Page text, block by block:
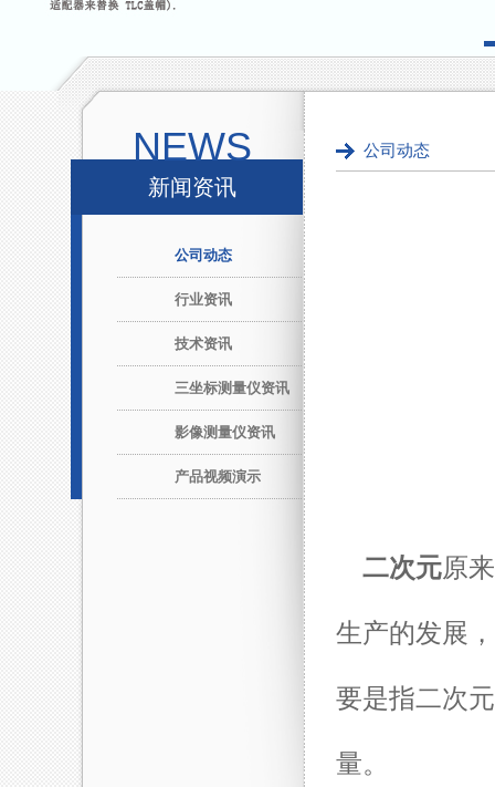
NEWS
新闻资讯
公司动态
行业资讯
技术资讯
三坐标测量仪资讯
影像测量仪资讯
产品视频演示
公司动态
二次元原
生产的发展
要是指二次
量。